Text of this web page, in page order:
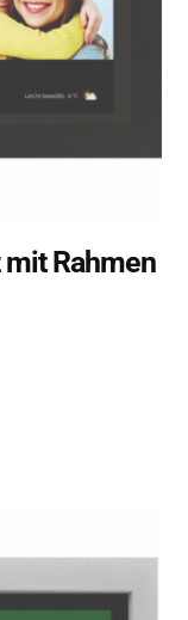
mit Rahmen